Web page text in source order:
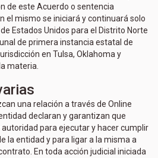
de este Acuerdo o sentencia
el mismo se iniciará y continuará solo
Estados Unidos para el Distrito Norte
de primera instancia estatal de
en Tulsa, Oklahoma y
materia.
una relación a través de Online
declaran y garantizan que
para ejecutar y hacer cumplir
la entidad y para ligar a la misma a
En toda acción judicial iniciada